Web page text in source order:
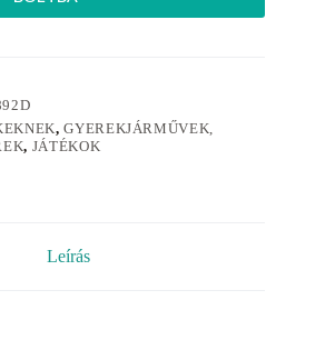
,GYEREKJÁRMŰVEK,
, JÁTÉKOK
Leírás